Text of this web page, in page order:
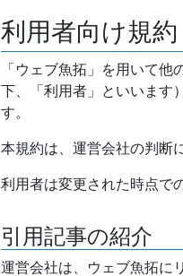
利用者向け規約
「ウェブ魚拓」を用いて
下、「利用者」といいます
す。
本規約は、運営会社の判断
利用者は変更された時点で
引用記事の紹介
運営会社は、ウェブ魚拓に